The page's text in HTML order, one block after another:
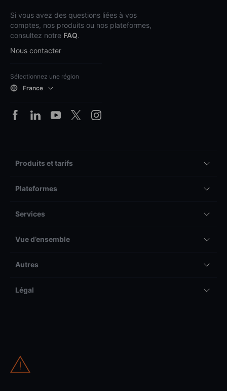
Si vous avez des questions liées à vos
comptes, nos produits ou nos plateformes,
consultez notre FAQ.
Nous contacter
Sélectionnez une région
France
Produits et tarifs
Plateformes
Services
Vue d’ensemble
Autres
Légal